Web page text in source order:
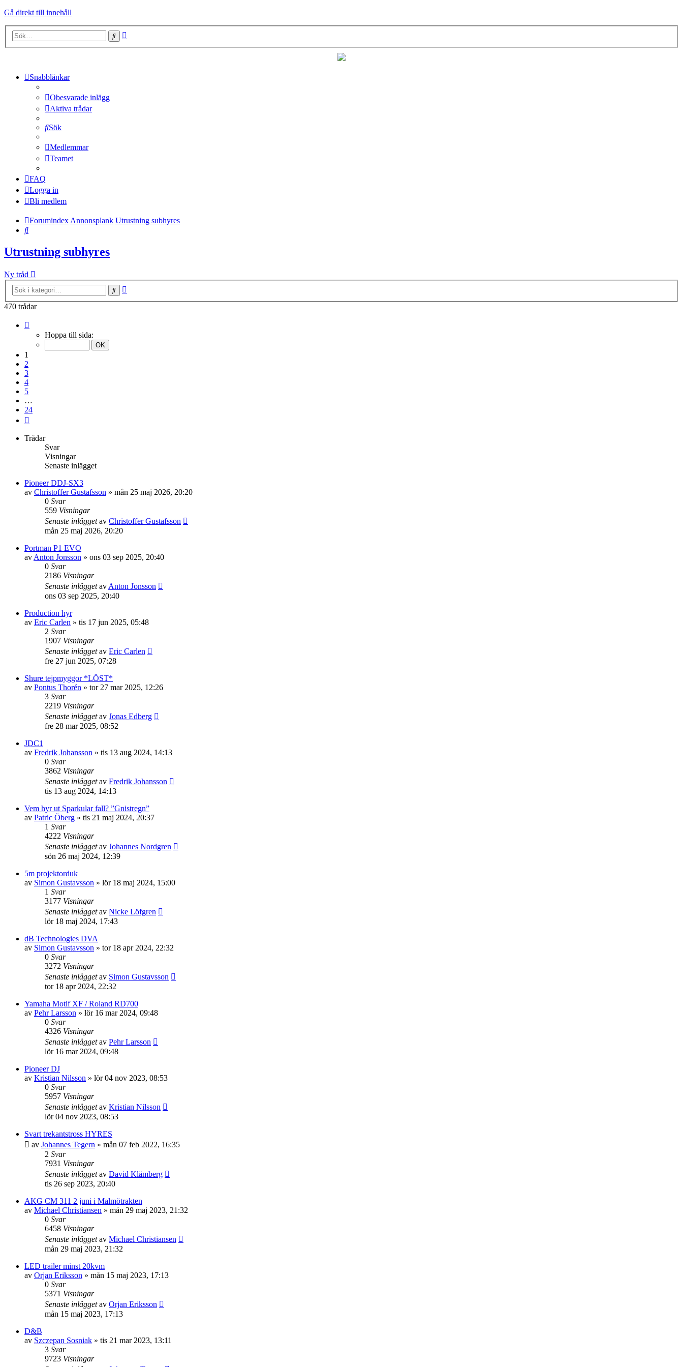
Gå direkt till innehåll
Sök
Snabblänkar
Obesvarade inlägg
Aktiva trådar
Sök
Medlemmar
Teamet
FAQ
Logga in
Bli medlem
Forumindex Annonsplank Utrustning subhyres
Sök
Utrustning subhyres
Ny tråd
Sök
470 trådar
Hoppa till sida:
1
2
3
4
5
…
24
Trådar
Svar
Visningar
Senaste inlägget
Pioneer DDJ-SX3
av Christoffer Gustafsson » mån 25 maj 2026, 20:20
0 Svar
559 Visningar
Senaste inläggetav Christoffer Gustafsson
mån 25 maj 2026, 20:20
Portman P1 EVO
av Anton Jonsson » ons 03 sep 2025, 20:40
0 Svar
2186 Visningar
Senaste inläggetav Anton Jonsson
ons 03 sep 2025, 20:40
Production hyr
av Eric Carlen » tis 17 jun 2025, 05:48
2 Svar
1907 Visningar
Senaste inläggetav Eric Carlen
fre 27 jun 2025, 07:28
Shure tejpmyggor *LÖST*
av Pontus Thorén » tor 27 mar 2025, 12:26
3 Svar
2219 Visningar
Senaste inläggetav Jonas Edberg
fre 28 mar 2025, 08:52
JDC1
av Fredrik Johansson » tis 13 aug 2024, 14:13
0 Svar
3862 Visningar
Senaste inläggetav Fredrik Johansson
tis 13 aug 2024, 14:13
Vem hyr ut Sparkular fall? ”Gnistregn”
av Patric Öberg » tis 21 maj 2024, 20:37
1 Svar
4222 Visningar
Senaste inläggetav Johannes Nordgren
sön 26 maj 2024, 12:39
5m projektorduk
av Simon Gustavsson » lör 18 maj 2024, 15:00
1 Svar
3177 Visningar
Senaste inläggetav Nicke Löfgren
lör 18 maj 2024, 17:43
dB Technologies DVA
av Simon Gustavsson » tor 18 apr 2024, 22:32
0 Svar
3272 Visningar
Senaste inläggetav Simon Gustavsson
tor 18 apr 2024, 22:32
Yamaha Motif XF / Roland RD700
av Pehr Larsson » lör 16 mar 2024, 09:48
0 Svar
4326 Visningar
Senaste inläggetav Pehr Larsson
lör 16 mar 2024, 09:48
Pioneer DJ
av Kristian Nilsson » lör 04 nov 2023, 08:53
0 Svar
5957 Visningar
Senaste inläggetav Kristian Nilsson
lör 04 nov 2023, 08:53
Svart trekantstross HYRES
av Johannes Tegern » mån 07 feb 2022, 16:35
2 Svar
7931 Visningar
Senaste inläggetav David Klämberg
tis 26 sep 2023, 20:40
AKG CM 311 2 juni i Malmötrakten
av Michael Christiansen » mån 29 maj 2023, 21:32
0 Svar
6458 Visningar
Senaste inläggetav Michael Christiansen
mån 29 maj 2023, 21:32
LED trailer minst 20kvm
av Orjan Eriksson » mån 15 maj 2023, 17:13
0 Svar
5371 Visningar
Senaste inläggetav Orjan Eriksson
mån 15 maj 2023, 17:13
D&B
av Szczepan Sosniak » tis 21 mar 2023, 13:11
3 Svar
9723 Visningar